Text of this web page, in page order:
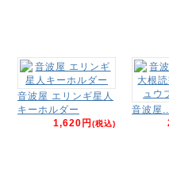
音波屋 エリンギ星人
キーホルダー
1,620円(税込)
音波屋